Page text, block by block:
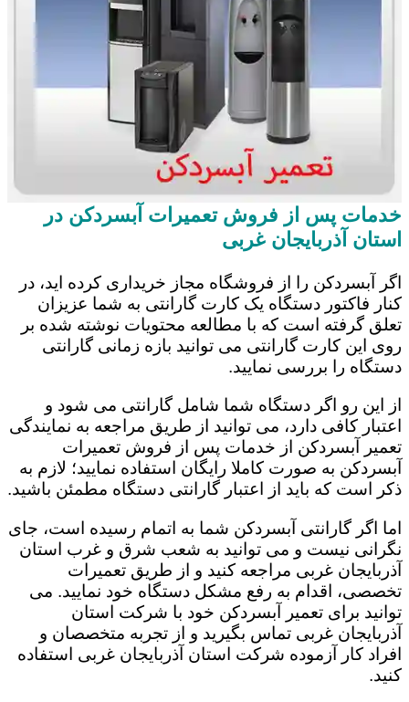
خدمات پس از فروش تعمیرات آبسردکن در
استان آذربایجان غربی
اگر آبسردکن را از فروشگاه مجاز خریداری کرده اید، در
کنار فاکتور دستگاه یک کارت گارانتی به شما عزیزان
تعلق گرفته است که با مطالعه محتویات نوشته شده بر
روی این کارت گارانتی می توانید بازه زمانی گارانتی
دستگاه را بررسی نمایید.
از این رو اگر دستگاه شما شامل گارانتی می شود و
اعتبار کافی دارد، می توانید از طریق مراجعه به نمایندگی
تعمیر آبسردکن از خدمات پس از فروش تعمیرات
آبسردکن به صورت کاملا رایگان استفاده نمایید؛ لازم به
ذکر است که باید از اعتبار گارانتی دستگاه مطمئن باشید.
اما اگر گارانتی آبسردکن شما به اتمام رسیده است، جای
نگرانی نیست و می توانید به شعب شرق و غرب استان
آذربایجان غربی مراجعه کنید و از طریق تعمیرات
تخصصی، اقدام به رفع مشکل دستگاه خود نمایید. می
توانید برای تعمیر آبسردکن خود با شرکت استان
آذربایجان غربی تماس بگیرید و از تجربه متخصصان و
افراد کار آزموده شرکت استان آذربایجان غربی استفاده
کنید.